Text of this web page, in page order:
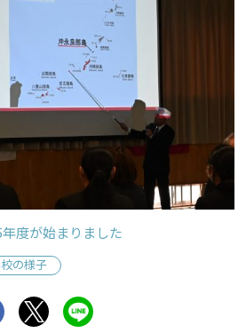
年度が始まりました
の様子